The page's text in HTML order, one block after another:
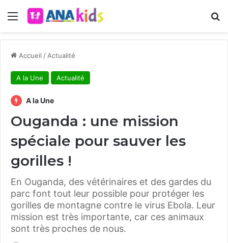
Menu
Accueil / Actualité
A la Une Actualité
A la Une
Ouganda : une mission
spéciale pour sauver les
gorilles !
En Ouganda, des vétérinaires et des gardes du
parc font tout leur possible pour protéger les
gorilles de montagne contre le virus Ebola. Leur
mission est très importante, car ces animaux
sont très proches de nous.